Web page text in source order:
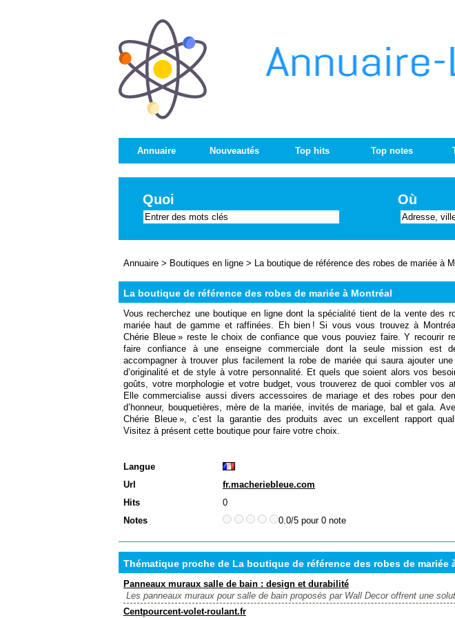
Annuaire Nouveautés Top hits Top notes
Quoi Où
Annuaire > Boutiques en ligne > La boutique de référence des robes de mariée à
La boutique de référence des robes de mariée à Montréal
Vous recherchez une boutique en ligne dont la spécialité tient de la vente des
mariée haut de gamme et raffinées. Eh bien ! Si vous vous trouvez à
Chérie Bleue » reste le choix de confiance que vous pouviez faire. Y recourir
faire confiance à une enseigne commerciale dont la seule mission est
accompagner à trouver plus facilement la robe de mariée qui saura ajouter
d’originalité et de style à votre personnalité. Et quels que soient alors vos
goûts, votre morphologie et votre budget, vous trouverez de quoi combler vos
Elle commercialise aussi divers accessoires de mariage et des robes pour
d’honneur, bouquetières, mère de la mariée, invités de mariage, bal et gala.
Chérie Bleue », c’est la garantie des produits avec un excellent rapport
Visitez à présent cette boutique pour faire votre choix.
Langue
Url
fr.macheriebleue.com
Hits
0
Notes
0.0/5 pour 0 note
Thématique proche de La boutique de référence des robes de mariée
Panneaux muraux salle de bain : design et durabilité
Les panneaux muraux pour salle de bain proposés par Wall Decor offrent une
Centpourcent-volet-roulant.fr